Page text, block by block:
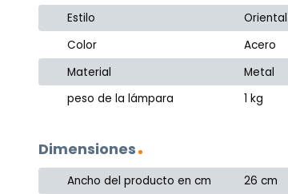
Estilo
Oriental
Color
Acero
Material
Metal
peso de la lámpara
1 kg
Dimensiones
Ancho del producto en cm
26 cm